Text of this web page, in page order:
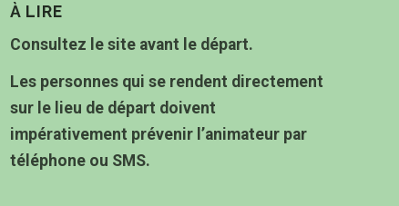
À LIRE
Consultez le site avant le départ.
Les personnes qui se rendent directement
sur le lieu de départ doivent
impérativement prévenir l’animateur par
téléphone ou SMS.